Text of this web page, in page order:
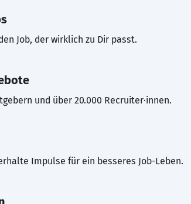
Job, der wirklich zu Dir passt.
und über 20.000 Recruiter·innen.
Impulse für ein besseres Job-Leben.